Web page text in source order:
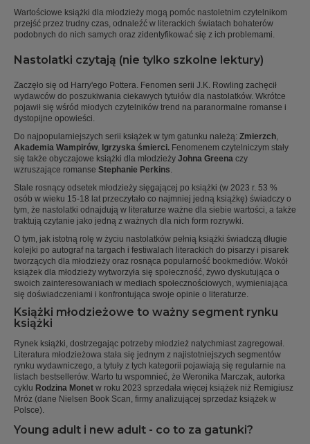
Wartościowe książki dla młodzieży mogą pomóc nastoletnim czytelnikom
przejść przez trudny czas, odnaleźć w literackich światach bohaterów
podobnych do nich samych oraz zidentyfikować się z ich problemami.
Nastolatki czytają (nie tylko szkolne lektury)
Zaczęło się od Harry'ego Pottera. Fenomen serii J.K. Rowling zachęcił
wydawców do poszukiwania ciekawych tytułów dla nastolatków. Wkrótce
pojawił się wśród młodych czytelników trend na paranormalne romanse i
dystopijne opowieści.
Do najpopularniejszych serii książek w tym gatunku należą: Zmierzch,
Akademia Wampirów, Igrzyska śmierci. Fenomenem czytelniczym stały
się także obyczajowe książki dla młodzieży Johna Greena czy
wzruszające romanse Stephanie Perkins.
Stale rosnący odsetek młodzieży sięgającej po książki (w 2023 r. 53 %
osób w wieku 15-18 lat przeczytało co najmniej jedną książkę) świadczy o
tym, że nastolatki odnajdują w literaturze ważne dla siebie wartości, a także
traktują czytanie jako jedną z ważnych dla nich form rozrywki.
O tym, jak istotną rolę w życiu nastolatków pełnią książki świadczą długie
kolejki po autograf na targach i festiwalach literackich do pisarzy i pisarek
tworzących dla młodzieży oraz rosnąca popularność bookmediów. Wokół
książek dla młodzieży wytworzyła się społeczność, żywo dyskutująca o
swoich zainteresowaniach w mediach społecznościowych, wymieniająca
się doświadczeniami i konfrontująca swoje opinie o literaturze.
Książki młodzieżowe to ważny segment rynku
książki
Rynek książki, dostrzegając potrzeby młodzież natychmiast zagregował.
Literatura młodzieżowa stała się jednym z najistotniejszych segmentów
rynku wydawniczego, a tytuły z tych kategorii pojawiają się regularnie na
listach bestsellerów. Warto tu wspomnieć, że Weronika Marczak, autorka
cyklu Rodzina Monet w roku 2023 sprzedała więcej książek niż Remigiusz
Mróz (dane Nielsen Book Scan, firmy analizującej sprzedaż książek w
Polsce).
Young adult i new adult - co to za gatunki?